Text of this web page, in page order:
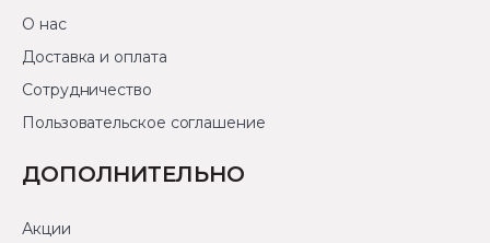
О нас
Доставка и оплата
Сотрудничество
Пользовательское соглашение
ДОПОЛНИТЕЛЬНО
Акции